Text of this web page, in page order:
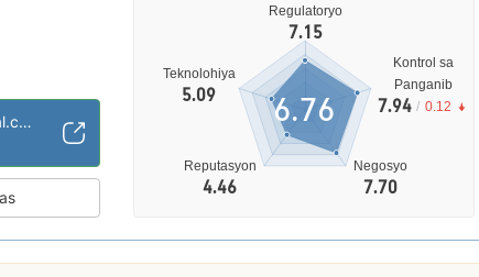
https://wisdompointcapital.com/
Regulatoryo
7.15
Teknolohiya
5.09
Reputasyon
4.46
Negosyo
7.70
Kontrol sa
Panganib
7.94 / 0.12
6.76